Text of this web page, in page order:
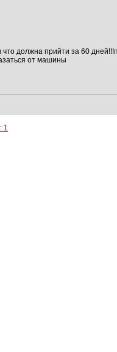
должна прийти за 60
от машины
1